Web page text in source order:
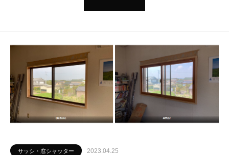
サッシ・窓シャッター 2023.04.25